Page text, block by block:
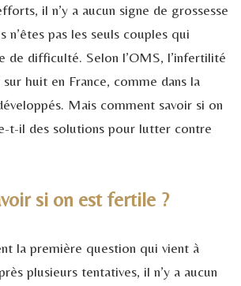
il n’y a aucun signe de grossesse
n’êtes pas les seuls couples qui
de difficulté. Selon l’OMS, l’infertilité
huit en France, comme dans la
Mais comment savoir si on
t-il des solutions pour lutter contre
si on est fertile ?
la première question qui vient à
plusieurs tentatives, il n’y a aucun